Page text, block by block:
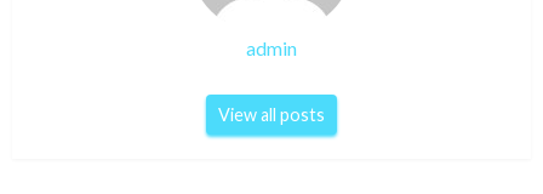
admin
View all posts